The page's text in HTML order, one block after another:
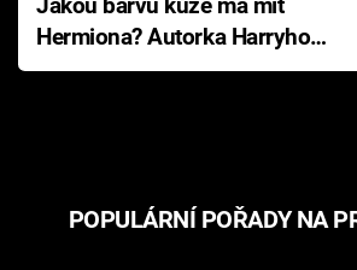
Jakou barvu kůže má mít
Hermiona? Autorka Harryho
Pottera přišla s ráznou
POPULÁRNÍ POŘADY NA